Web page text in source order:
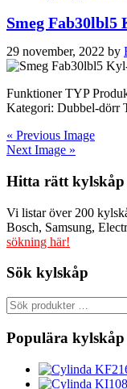
Smeg
29 november, 2022 by
Funktioner TYP
Kategori: Dubbel-dörr
« Previous Image
Next Image »
Hitta rätt
Vi listar över 200
Bosch, Samsung,
sökning här!
Sök kylskåp
Sök
efter:
Populära kylskåp